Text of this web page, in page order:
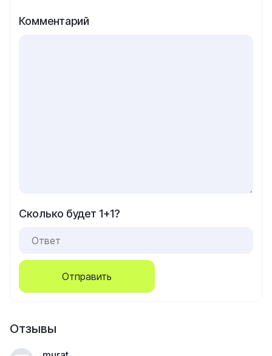
Комментарий
Сколько будет 1+1?
Отправить
Отзывы